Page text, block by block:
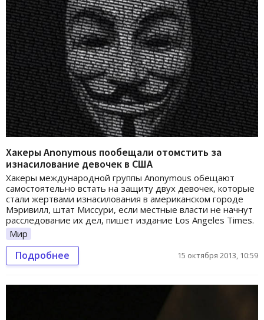
Хакеры Anonymous пообещали отомстить за
изнасилование девочек в США
Хакеры международной группы Anonymous обещают
самостоятельно встать на защиту двух девочек, которые
стали жертвами изнасилования в американском городе
Мэривилл, штат Миссури, если местные власти не начнут
расследование их дел, пишет издание Los Angeles Times.
Мир
Подробнее 15 октября 2013, 10:59